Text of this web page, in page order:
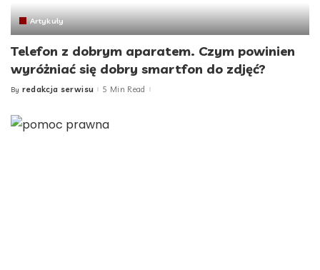
Artykuły
Telefon z dobrym aparatem. Czym powinien
wyróżniać się dobry smartfon do zdjęć?
Posted
By redakcja serwisu 5 Min Read